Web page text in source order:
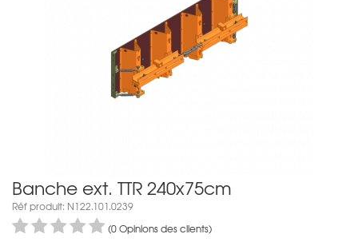
Banche ext. TTR 240x75cm
Réf produit: N122.101.0239
(0 Opinions des clients)